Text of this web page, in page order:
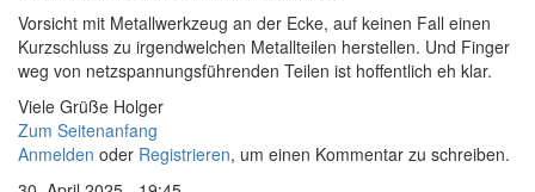
Vorsicht mit Metallwerkzeug an der Ecke, auf keinen Fall einen
Kurzschluss zu irgendwelchen Metallteilen herstellen. Und Finger
weg von netzspannungsführenden Teilen ist hoffentlich eh klar.
Viele Grüße Holger
Zum Seitenanfang
Anmelden oder Registrieren, um einen Kommentar zu schreiben.